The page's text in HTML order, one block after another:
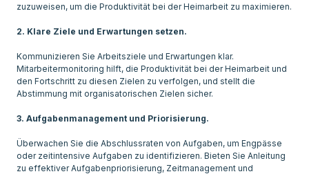
zuzuweisen, um die Produktivität bei der Heimarbeit zu maximieren.
2. Klare Ziele und Erwartungen setzen.
Kommunizieren Sie Arbeitsziele und Erwartungen klar.
Mitarbeitermonitoring hilft, die Produktivität bei der Heimarbeit und
den Fortschritt zu diesen Zielen zu verfolgen, und stellt die
Abstimmung mit organisatorischen Zielen sicher.
3. Aufgabenmanagement und Priorisierung.
Überwachen Sie die Abschlussraten von Aufgaben, um Engpässe
oder zeitintensive Aufgaben zu identifizieren. Bieten Sie Anleitung
zu effektiver Aufgabenpriorisierung, Zeitmanagement und